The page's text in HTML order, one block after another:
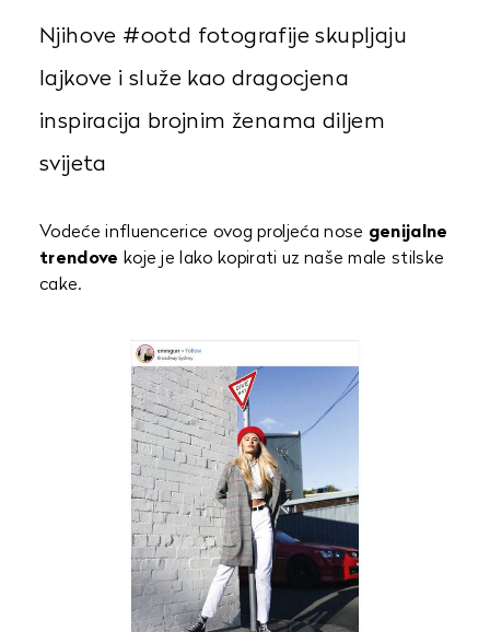
Njihove #ootd fotografije skupljaju
lajkove i služe kao dragocjena
inspiracija brojnim ženama diljem
svijeta
Vodeće influencerice ovog proljeća nose genijalne
trendove koje je lako kopirati uz naše male stilske
cake.